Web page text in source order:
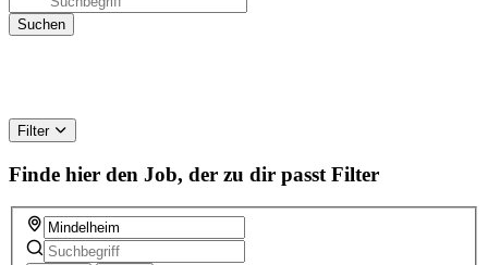
Filter
Finde hier den Job, der zu dir passt Filter